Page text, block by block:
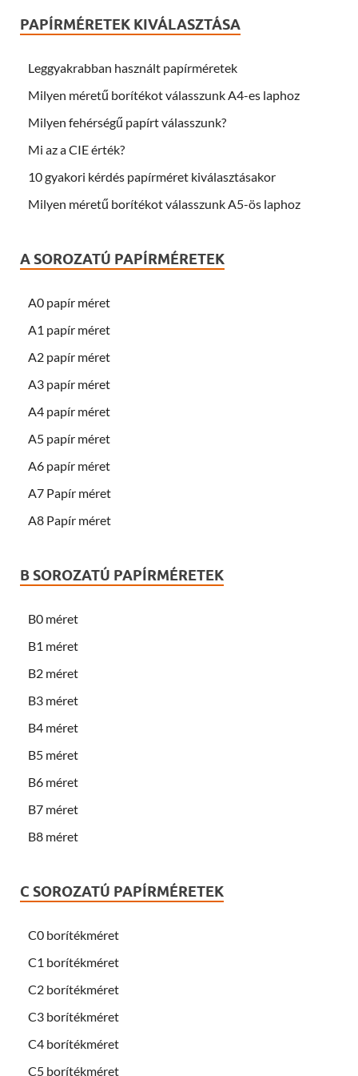
PAPÍRMÉRETEK KIVÁLASZTÁSA
Leggyakrabban használt papírméretek
Milyen méretű borítékot válasszunk A4-es laphoz
Milyen fehérségű papírt válasszunk?
Mi az a CIE érték?
10 gyakori kérdés papírméret kiválasztásakor
Milyen méretű borítékot válasszunk A5-ös laphoz
A SOROZATÚ PAPÍRMÉRETEK
A0 papír méret
A1 papír méret
A2 papír méret
A3 papír méret
A4 papír méret
A5 papír méret
A6 papír méret
A7 Papír méret
A8 Papír méret
B SOROZATÚ PAPÍRMÉRETEK
B0 méret
B1 méret
B2 méret
B3 méret
B4 méret
B5 méret
B6 méret
B7 méret
B8 méret
C SOROZATÚ PAPÍRMÉRETEK
C0 borítékméret
C1 borítékméret
C2 borítékméret
C3 borítékméret
C4 borítékméret
C5 borítékméret